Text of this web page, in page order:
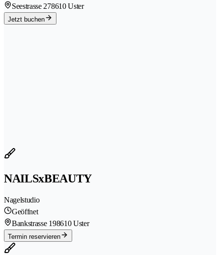
Seestrasse 278610 Uster
Jetzt buchen
NAILSxBEAUTY
Nagelstudio
Geöffnet
Bankstrasse 198610 Uster
Termin reservieren